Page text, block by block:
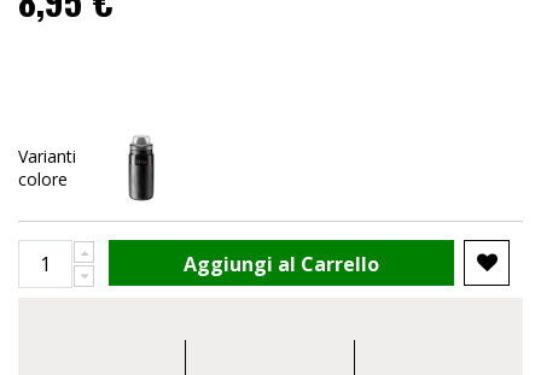
Varianti
colore
Aggiungi al Carrello